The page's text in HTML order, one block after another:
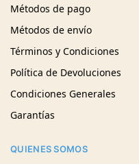
Métodos de pago
Métodos de envío
Términos y Condiciones
Política de Devoluciones
Condiciones Generales
Garantías
QUIENES SOMOS